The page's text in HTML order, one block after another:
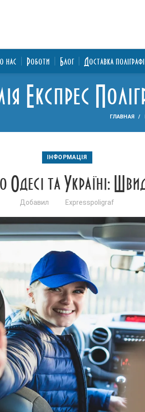
нас Роботи Блог Доставка
Експрес
ГЛАВНАЯ
ІНФОРМАЦІЯ
Одесі та Україні:
Добавил Expresspoligraf